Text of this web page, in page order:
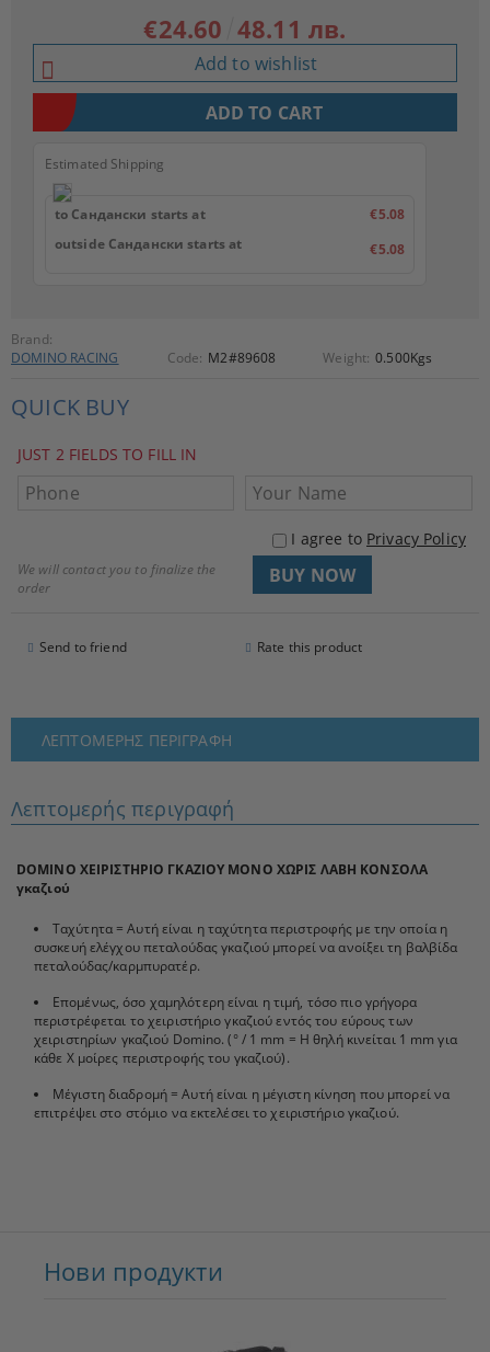
Brand:
DOMINO RACING
Code: M2#89608 Weight: 0.500Kgs
QUICK BUY
JUST 2 FIELDS TO FILL IN
I agree to Privacy Policy
We will contact you to finalize the
order
Send to friend Rate this product
€24.60 48.11 лв.
Add to wishlist
Estimated Shipping
to Сандански starts at
€5.08
outside Сандански starts at
€5.08
ΛΕΠΤΟΜΕΡΉΣ ΠΕΡΙΓΡΑΦΉ
Λεπτομερής περιγραφή
DOMINO ΧΕΙΡΙΣΤΗΡΙΟ ΓΚΑΖΙΟΥ ΜΟΝΟ ΧΩΡΙΣ ΛΑΒΗ ΚΟΝΣΟΛΑ
γκαζιού
Ταχύτητα = Αυτή είναι η ταχύτητα περιστροφής με την οποία η
συσκευή ελέγχου πεταλούδας γκαζιού μπορεί να ανοίξει τη βαλβίδα
πεταλούδας/καρμπυρατέρ.
Επομένως, όσο χαμηλότερη είναι η τιμή, τόσο πιο γρήγορα
περιστρέφεται το χειριστήριο γκαζιού εντός του εύρους των
χειριστηρίων γκαζιού Domino. (° / 1 mm = Η θηλή κινείται 1 mm για
κάθε X μοίρες περιστροφής του γκαζιού).
Μέγιστη διαδρομή = Αυτή είναι η μέγιστη κίνηση που μπορεί να
επιτρέψει στο στόμιο να εκτελέσει το χειριστήριο γκαζιού.
Нови продукти